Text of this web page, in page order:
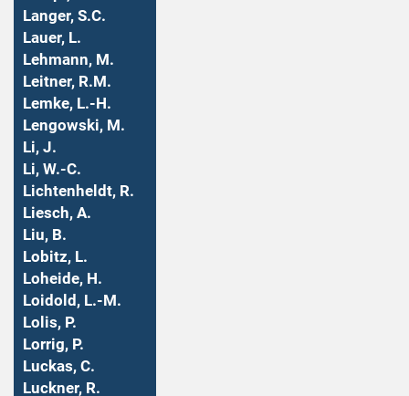
Langer, S.C.
Lauer, L.
Lehmann, M.
Leitner, R.M.
Lemke, L.-H.
Lengowski, M.
Li, J.
Li, W.-C.
Lichtenheldt, R.
Liesch, A.
Liu, B.
Lobitz, L.
Loheide, H.
Loidold, L.-M.
Lolis, P.
Lorrig, P.
Luckas, C.
Luckner, R.